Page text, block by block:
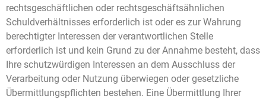
rechtsgeschäftlichen oder rechtsgeschäftsähnlichen
Schuldverhältnisses erforderlich ist oder es zur Wahrung
berechtigter Interessen der verantwortlichen Stelle
erforderlich ist und kein Grund zu der Annahme besteht, dass
Ihre schutzwürdigen Interessen an dem Ausschluss der
Verarbeitung oder Nutzung überwiegen oder gesetzliche
Übermittlungspflichten bestehen. Eine Übermittlung Ihrer